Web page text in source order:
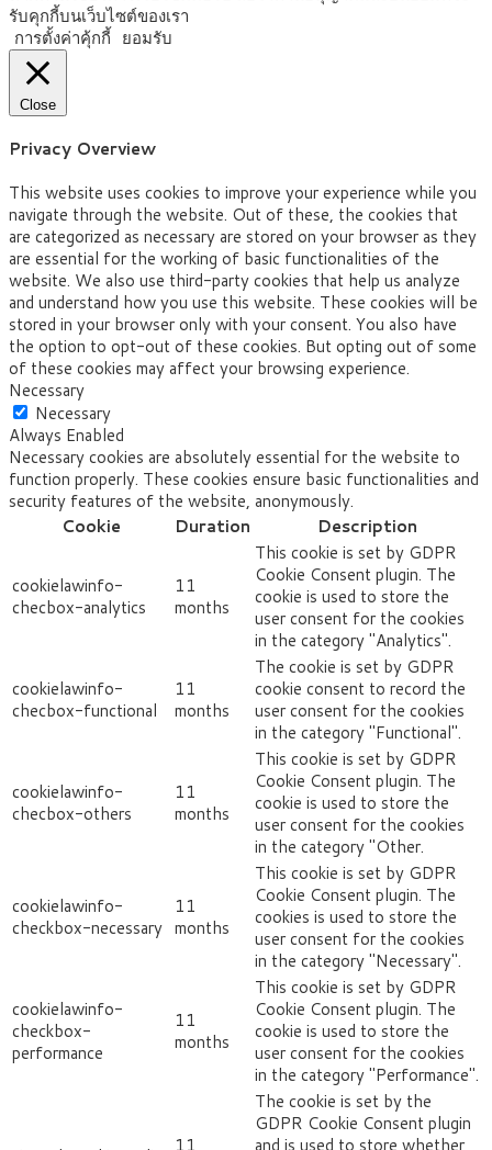
รับคุกกี้บนเว็บไซต์ของเรา
การตั้งค่าคุ้กกี้ ยอมรับ
Close
Privacy Overview
This website uses cookies to improve your experience while you
navigate through the website. Out of these, the cookies that
are categorized as necessary are stored on your browser as they
are essential for the working of basic functionalities of the
website. We also use third-party cookies that help us analyze
and understand how you use this website. These cookies will be
stored in your browser only with your consent. You also have
the option to opt-out of these cookies. But opting out of some
of these cookies may affect your browsing experience.
Necessary
Necessary
Always Enabled
Necessary cookies are absolutely essential for the website to
function properly. These cookies ensure basic functionalities and
security features of the website, anonymously.
Cookie
Duration Description
cookielawinfo-
checbox-analytics
11
months
This cookie is set by GDPR
Cookie Consent plugin. The
cookie is used to store the
user consent for the cookies
in the category "Analytics".
cookielawinfo-
checbox-functional
11
months
The cookie is set by GDPR
cookie consent to record the
user consent for the cookies
in the category "Functional".
cookielawinfo-
checbox-others
11
months
This cookie is set by GDPR
Cookie Consent plugin. The
cookie is used to store the
user consent for the cookies
in the category "Other.
cookielawinfo-
checkbox-necessary
11
months
This cookie is set by GDPR
Cookie Consent plugin. The
cookies is used to store the
user consent for the cookies
in the category "Necessary".
cookielawinfo-
checkbox-
performance
11
months
This cookie is set by GDPR
Cookie Consent plugin. The
cookie is used to store the
user consent for the cookies
in the category "Performance".
11
The cookie is set by the
GDPR Cookie Consent plugin
and is used to store whether